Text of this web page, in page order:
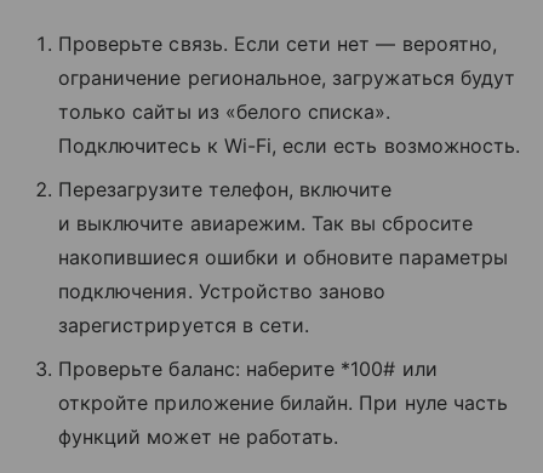
Проверьте связь. Если сети нет — вероятно,
ограничение региональное, загружаться будут
только сайты из «белого списка».
Подключитесь к Wi-Fi, если есть возможность.
Перезагрузите телефон, включите
и выключите авиарежим. Так вы сбросите
накопившиеся ошибки и обновите параметры
подключения. Устройство заново
зарегистрируется в сети.
Проверьте баланс: наберите *100# или
откройте приложение билайн. При нуле часть
функций может не работать.